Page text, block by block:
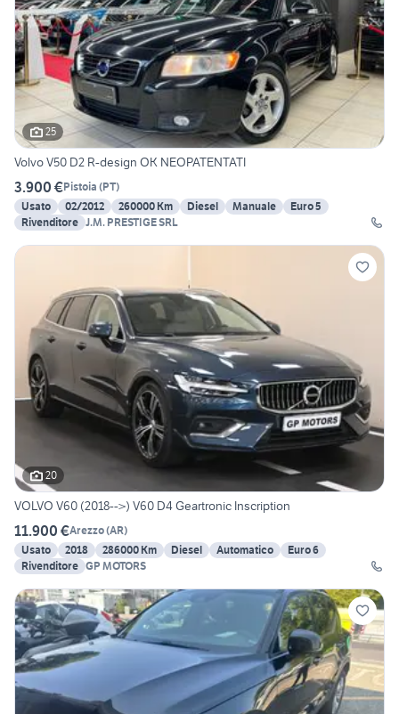
25
Volvo V50 D2 R-design OK NEOPATENTATI
3.900 €Pistoia (PT)
Usato
02/2012 260000 Km Diesel Manuale
Euro 5
Rivenditore J.M. PRESTIGE SRL
20
VOLVO V60 (2018-->) V60 D4 Geartronic Inscription
11.900 €Arezzo(AR)
Usato
2018 286000 Km Diesel Automatico
Euro 6
Rivenditore GP MOTORS